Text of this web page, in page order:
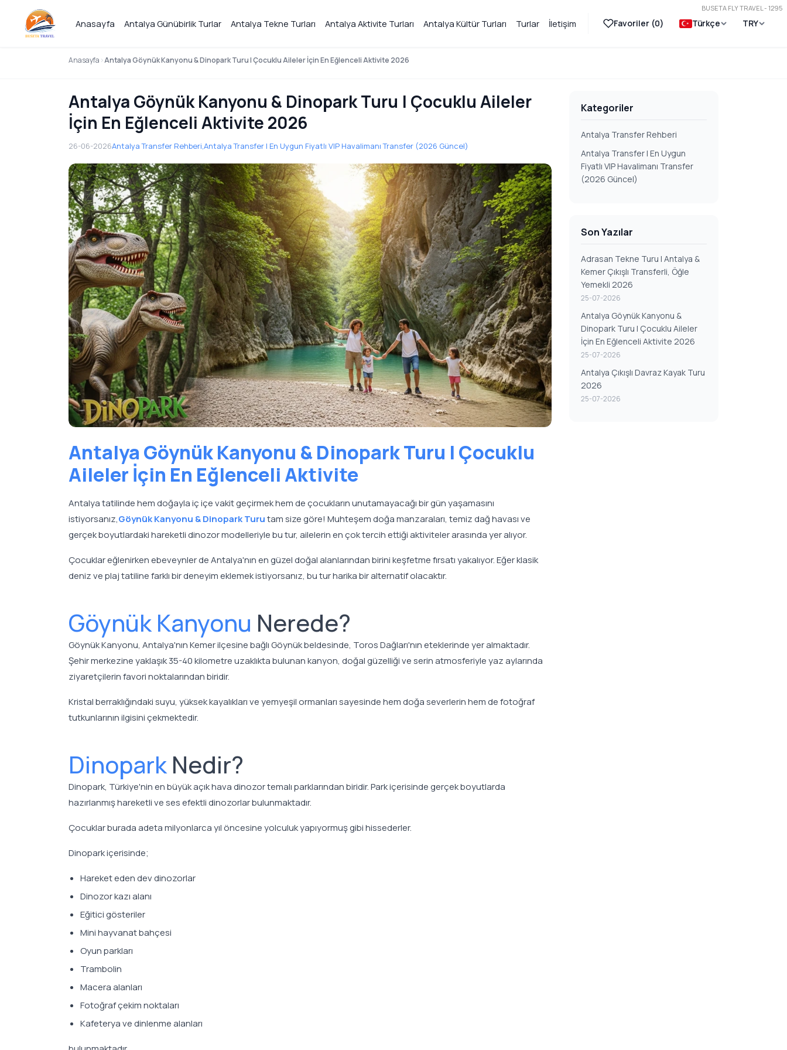
BUSETA FLY TRAVEL - 1295
Anasayfa Antalya Günübirlik Turlar Antalya Tekne Turları Antalya Aktivite Turları Antalya Kültür Turları Turlar İletişim Favoriler (0) Türkçe TRY
Anasayfa Antalya Göynük Kanyonu & Dinopark Turu | Çocuklu Aileler İçin En Eğlenceli Aktivite 2026
Antalya Göynük Kanyonu & Dinopark Turu | Çocuklu Aileler
İçin En Eğlenceli Aktivite 2026
26-06-2026Antalya Transfer Rehberi,Antalya Transfer | En Uygun Fiyatlı VIP Havalimanı Transfer (2026 Güncel)
Antalya Göynük Kanyonu & Dinopark Turu | Çocuklu
Aileler İçin En Eğlenceli Aktivite
Antalya tatilinde hem doğayla iç içe vakit geçirmek hem de çocukların unutamayacağı bir gün yaşamasını
istiyorsanız,Göynük Kanyonu & Dinopark Turutam size göre! Muhteşem doğa manzaraları, temiz dağ havası ve
gerçek boyutlardaki hareketli dinozor modelleriyle bu tur, ailelerin en çok tercih ettiği aktiviteler arasında yer alıyor.
Çocuklar eğlenirken ebeveynler de Antalya'nın en güzel doğal alanlarından birini keşfetme fırsatı yakalıyor. Eğer klasik
deniz ve plaj tatiline farklı bir deneyim eklemek istiyorsanız, bu tur harika bir alternatif olacaktır.
Göynük Kanyonu Nerede?
Göynük Kanyonu, Antalya'nın Kemer ilçesine bağlı Göynük beldesinde, Toros Dağları'nın eteklerinde yer almaktadır.
Şehir merkezine yaklaşık 35-40 kilometre uzaklıkta bulunan kanyon, doğal güzelliği ve serin atmosferiyle yaz aylarında
ziyaretçilerin favori noktalarından biridir.
Kristal berraklığındaki suyu, yüksek kayalıkları ve yemyeşil ormanları sayesinde hem doğa severlerin hem de fotoğraf
tutkunlarının ilgisini çekmektedir.
DinoparkNedir?
Dinopark, Türkiye'nin en büyük açık hava dinozor temalı parklarından biridir. Park içerisinde gerçek boyutlarda
hazırlanmış hareketli ve ses efektli dinozorlar bulunmaktadır.
Çocuklar burada adeta milyonlarca yıl öncesine yolculuk yapıyormuş gibi hissederler.
Dinopark içerisinde;
Hareket eden dev dinozorlar
Dinozor kazı alanı
Eğitici gösteriler
Mini hayvanat bahçesi
Oyun parkları
Trambolin
Macera alanları
Fotoğraf çekim noktaları
Kafeterya ve dinlenme alanları
Kategoriler
Antalya Transfer Rehberi
Antalya Transfer | En Uygun
Fiyatlı VIP Havalimanı Transfer
(2026 Güncel)
Son Yazılar
Adrasan Tekne Turu | Antalya &
Kemer Çıkışlı Transferli, Öğle
Yemekli 2026
25-07-2026
Antalya Göynük Kanyonu &
Dinopark Turu | Çocuklu Aileler
İçin En Eğlenceli Aktivite 2026
25-07-2026
Antalya Çıkışlı Davraz Kayak Turu
2026
25-07-2026